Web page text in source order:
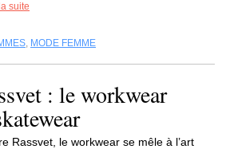
suite
, MODE FEMME
: le workwear
Rassvet, le workwear se mêle à l’art